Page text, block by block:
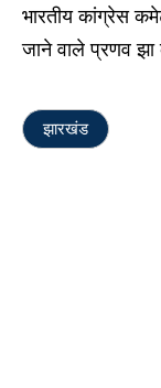
भारतीय कांग्रेस
जाने वाले प्रणव झा
झारखंड